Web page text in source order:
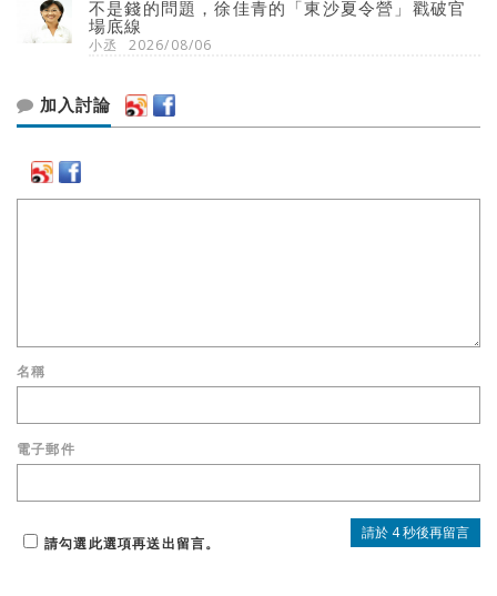
不是錢的問題，徐佳青的「東沙夏令營」戳破官
場底線
小丞 2026/08/06
加入討論
名稱
電子郵件
請勾選此選項再送出留言。